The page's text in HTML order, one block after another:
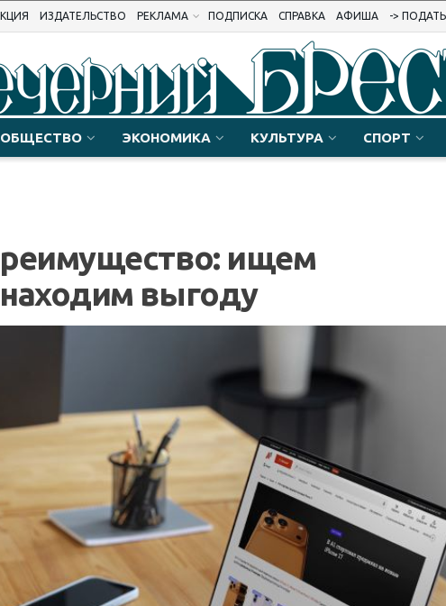
ИЗДАТЕЛЬСТВО РЕКЛАМА ПОДПИСКА СПРАВКА АФИША ->
ОБЩЕСТВО ЭКОНОМИКА КУЛЬТУРА СПОРТ
ищем
выгоду